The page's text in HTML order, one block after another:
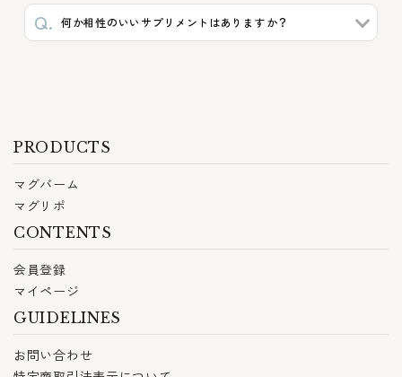
何か相性のいいサプリメントはありますか？
PRODUCTS
マグバーム
マグリポ
CONTENTS
会員登録
マイページ
GUIDELINES
お問い合わせ